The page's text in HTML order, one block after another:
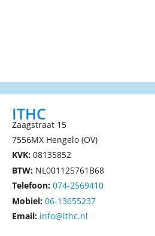
ITHC
Zaagstraat 15
7556MX Hengelo (OV)
KVK: 08135852
BTW: NL001125761B68
Telefoon: 074-2569410
Mobiel: 06-13655237
Email: info@ithc.nl